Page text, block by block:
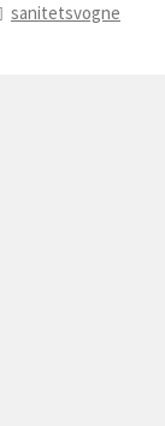
sanitetsvogne